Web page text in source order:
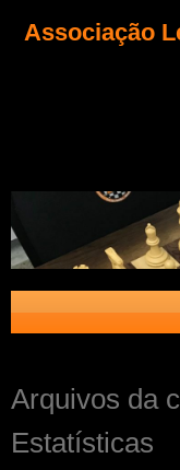
Associação
Fique Sócio
Quem Somos?
Arquivos da
Estatísticas